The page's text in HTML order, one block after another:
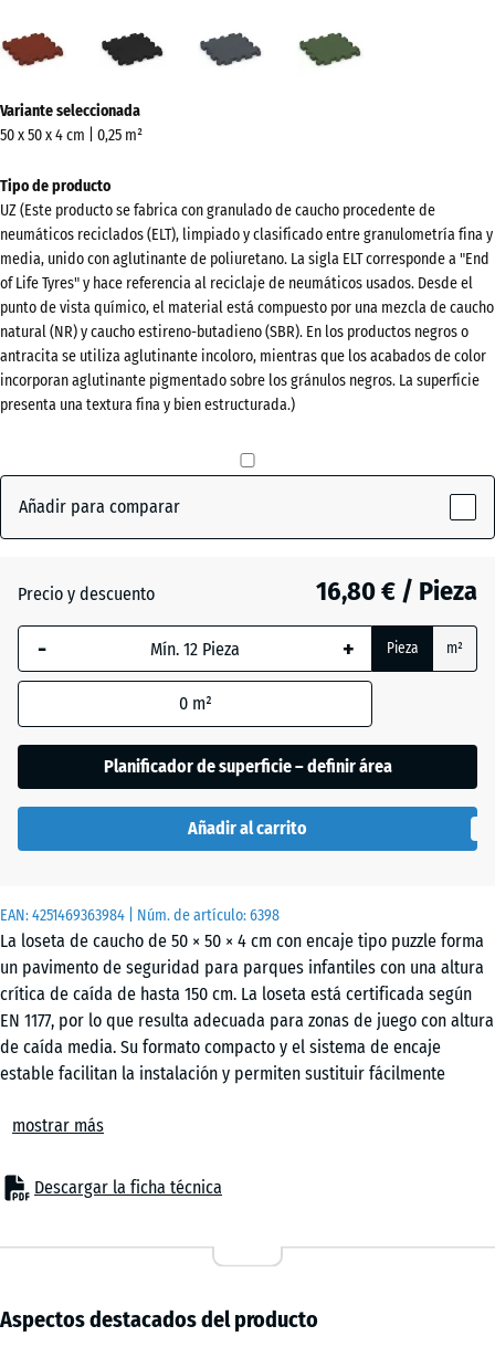
EAN:4251469363984 | Núm. de artículo:6398
La loseta de caucho de 50 × 50 × 4 cm con encaje tipo puzzle forma
un pavimento de seguridad para parques infantiles con una altura
crítica de caída de hasta 150 cm. La loseta está certificada según
EN 1177, por lo que resulta adecuada para zonas de juego con altura
de caída media. Su formato compacto y el sistema de encaje
estable facilitan la instalación y permiten sustituir fácilmente
Ámbitos de aplicación
es necesario proteger a los niños frente a caídas de hasta 150 cm.
Las aplicaciones típicas incluyen equipamientos de juego con altura
equilibrio, pequeños módulos de escalada o estructuras de juego
privados.
Estructura y material
mostrar más
Descargar la ficha técnica
ladrillo
pizarra
información
sobre
los
colores?
Mostrar
paleta
de
colores
Rojo
ladrillo(active)
Antracita - 0,50 €
pizarra
Verde
+ 0,50 €
Variante seleccionada
50 x 50 x 4 cm | 0,25 m²
Tipo de producto
UZ (Este producto se fabrica con granulado de caucho procedente de
neumáticos reciclados (ELT), limpiado y clasificado entre granulometría fina y
media, unido con aglutinante de poliuretano. La sigla ELT corresponde a "End
of Life Tyres" y hace referencia al reciclaje de neumáticos usados. Desde el
punto de vista químico, el material está compuesto por una mezcla de caucho
natural (NR) y caucho estireno-butadieno (SBR). En los productos negros o
antracita se utiliza aglutinante incoloro, mientras que los acabados de color
incorporan aglutinante pigmentado sobre los gránulos negros. La superficie
presenta una textura fina y bien estructurada.)
Añadir para comparar
Precio y descuento 16,80 € / Pieza
- + Pieza m²
0 m²
Planificador de superficie – definir área
Añadir al carrito
Aspectos destacados del producto